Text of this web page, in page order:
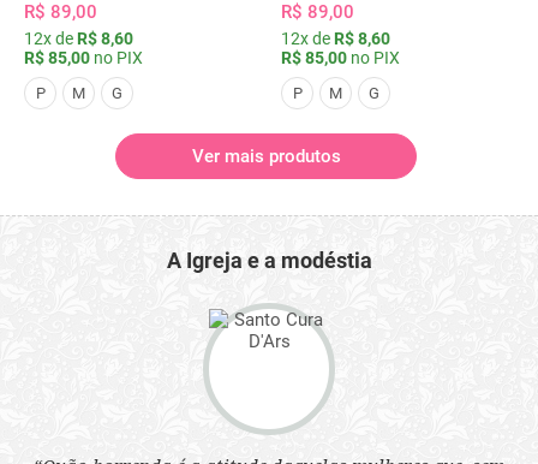
R$ 89,00
12x de R$ 8,60
R$ 85,00 no PIX
P M G
R$ 89,00
12x de R$ 8,60
R$ 85,00 no PIX
P M G
Ver mais produtos
A Igreja e a modéstia